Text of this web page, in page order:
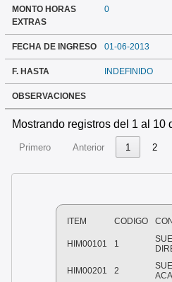
MONTO HORAS
EXTRAS
0
FECHA DE INGRESO 01-06-2013
F. HASTA INDEFINIDO
OBSERVACIONES
Mostrando registros del 1 al 10
Primero Anterior 1 2
ITEM CODIGO
HIM00101 1
HIM00201 2